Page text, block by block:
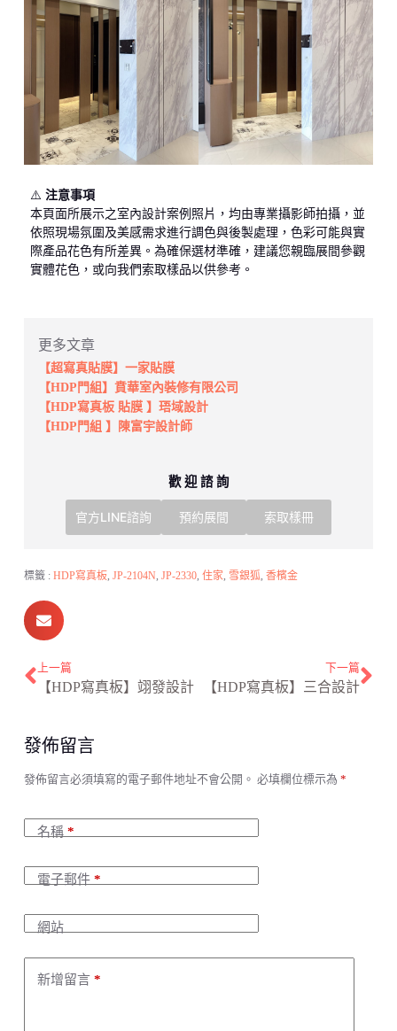
⚠️ 注意事項
本頁面所展示之室內設計案例照片，均由專業攝影師拍攝，並
依照現場氛圍及美感需求進行調色與後製處理，色彩可能與實
際產品花色有所差異。為確保選材準確，建議您親臨展間參觀
實體花色，或向我們索取樣品以供參考。
更多文章
【超寫真貼膜】一家貼膜
【HDP門組】賁華室內裝修有限公司
【HDP寫真板 貼膜 】珸域設計
【HDP門組 】陳富宇設計師
歡 迎 諮 詢
官方LINE諮詢 預約展間 索取樣冊
標籤 : HDP寫真板, JP-2104N, JP-2330, 住家 雪銀狐 香檳金
上一篇
【HDP寫真板】翊發設計
下一篇
【HDP寫真板】三合設計
發佈留言
發佈留言必須填寫的電子郵件地址不會公開。 必填欄位標示為 *
名稱*
電子郵件*
網站
新增留言*
A
e
r
a
t
v
e